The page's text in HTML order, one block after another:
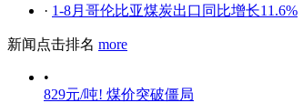
· 1-8月哥伦比亚煤炭出口同比增长11.6%
新闻点击排名 more
•
829元/吨! 煤价突破僵局